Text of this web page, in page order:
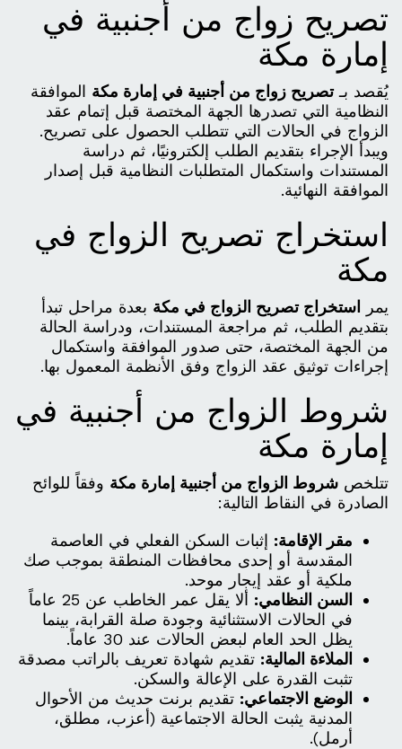
تصريح زواج من أجنبية في
إمارة مكة
يُقصد بـتصريح زواج من أجنبية في إمارة مكة الموافقة
النظامية التي تصدرها الجهة المختصة قبل إتمام عقد
الزواج في الحالات التي تتطلب الحصول على تصريح.
ويبدأ الإجراء بتقديم الطلب إلكترونيًا، ثم دراسة
المستندات واستكمال المتطلبات النظامية قبل إصدار
الموافقة النهائية.
استخراج تصريح الزواج في
مكة
يمر استخراج تصريح الزواج في مكة بعدة مراحل تبدأ
بتقديم الطلب، ثم مراجعة المستندات، ودراسة الحالة
من الجهة المختصة، حتى صدور الموافقة واستكمال
إجراءات توثيق عقد الزواج وفق الأنظمة المعمول بها.
شروط الزواج من أجنبية في
إمارة مكة
تتلخص شروط الزواج من أجنبية إمارة مكة وفقاً للوائح
الصادرة في النقاط التالية:
مقر الإقامة: إثبات السكن الفعلي في العاصمة
المقدسة أو إحدى محافظات المنطقة بموجب صك
ملكية أو عقد إيجار موحد.
السن النظامي:
ألا يقل عمر الخاطب عن 25 عاماً
في الحالات الاستثنائية وجودة صلة القرابة، بينما
يظل الحد العام لبعض الحالات عند 30 عاماً.
الملاءة المالية: تقديم شهادة تعريف بالراتب مصدقة
تثبت القدرة على الإعالة والسكن.
الوضع الاجتماعي: تقديم برنت حديث من الأحوال
المدنية يثبت الحالة الاجتماعية (أعزب، مطلق،
أرمل).